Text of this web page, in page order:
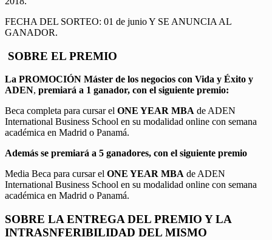
FECHA DEL SORTEO: 01 de junio Y SE ANUNCIA AL
GANADOR.
SOBRE EL PREMIO
La PROMOCIÓN Máster de los negocios con Vida y Éxito y
ADEN, premiará a 1 ganador, con el siguiente premio:
Beca completa para cursar el ONE YEAR MBA de ADEN
International Business School en su modalidad online con semana
académica en Madrid o Panamá.
Además se premiará a 5 ganadores, con el siguiente premio
Media Beca para cursar el ONE YEAR MBA de ADEN
International Business School en su modalidad online con semana
académica en Madrid o Panamá.
SOBRE LA ENTREGA DEL PREMIO Y LA
INTRASNFERIBILIDAD DEL MISMO